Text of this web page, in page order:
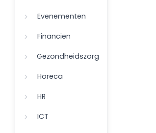
Evenementen
Financien
Gezondheidszorg
Horeca
HR
ICT